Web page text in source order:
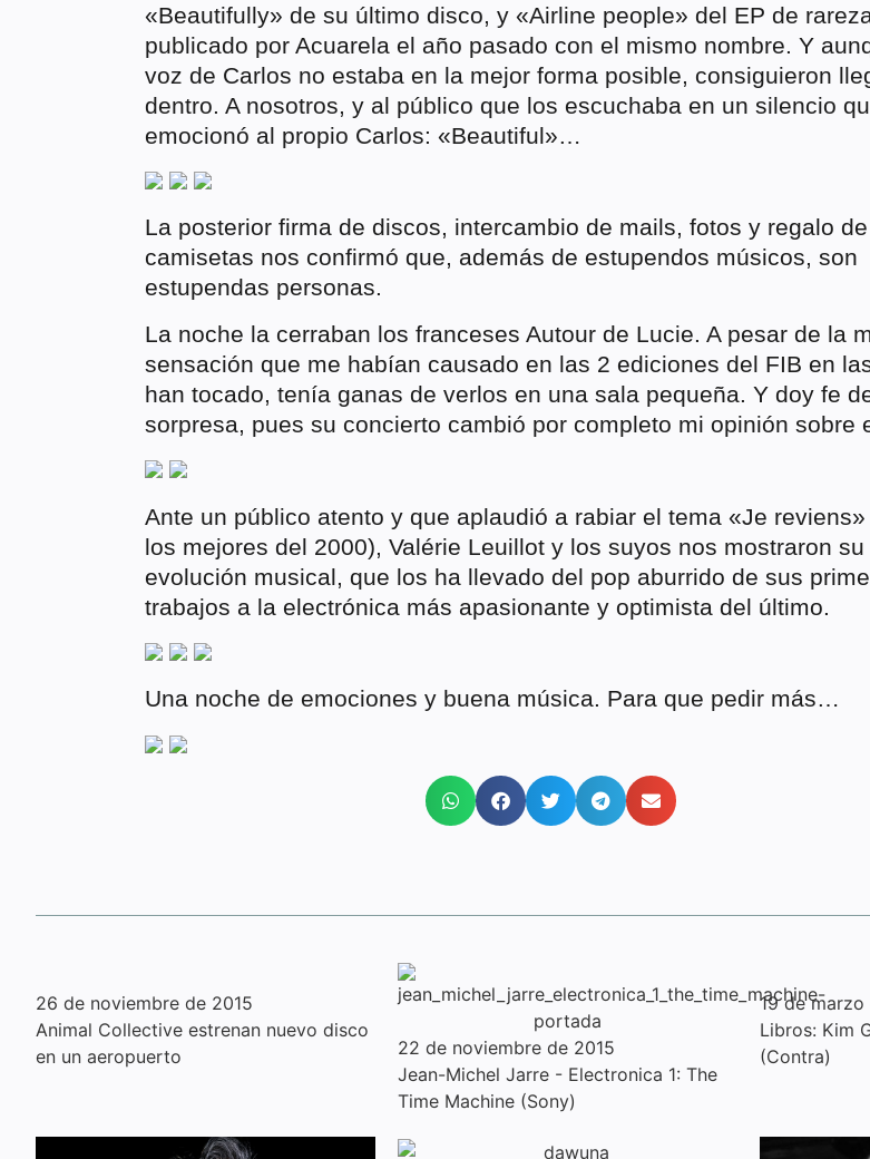
«Beautifully» de su último disco, y «Airline people» del EP de
publicado por Acuarela el año pasado con el mismo nombre. Y
voz de Carlos no estaba en la mejor forma posible, consiguieron
dentro. A nosotros, y al público que los escuchaba en un silencio
emocionó al propio Carlos: «Beautiful»…
La posterior firma de discos, intercambio de mails, fotos y regalo de
camisetas nos confirmó que, además de estupendos músicos, son
estupendas personas.
La noche la cerraban los franceses Autour de Lucie. A pesar de la
sensación que me habían causado en las 2 ediciones del FIB en
han tocado, tenía ganas de verlos en una sala pequeña. Y doy fe
sorpresa, pues su concierto cambió por completo mi opinión sobre
Ante un público atento y que aplaudió a rabiar el tema «Je
los mejores del 2000), Valérie Leuillot y los suyos nos mostraron su
evolución musical, que los ha llevado del pop aburrido de sus
trabajos a la electrónica más apasionante y optimista del último.
Una noche de emociones y buena música. Para que pedir más…
26 de noviembre de 2015
Animal Collective estrenan nuevo disco
en un aeropuerto
22 de noviembre de 2015
Jean-Michel Jarre - Electronica 1: The
Time Machine (Sony)
19 de marzo
Libros: Kim
(Contra)